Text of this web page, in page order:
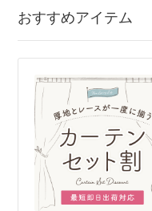
おすすめアイテム